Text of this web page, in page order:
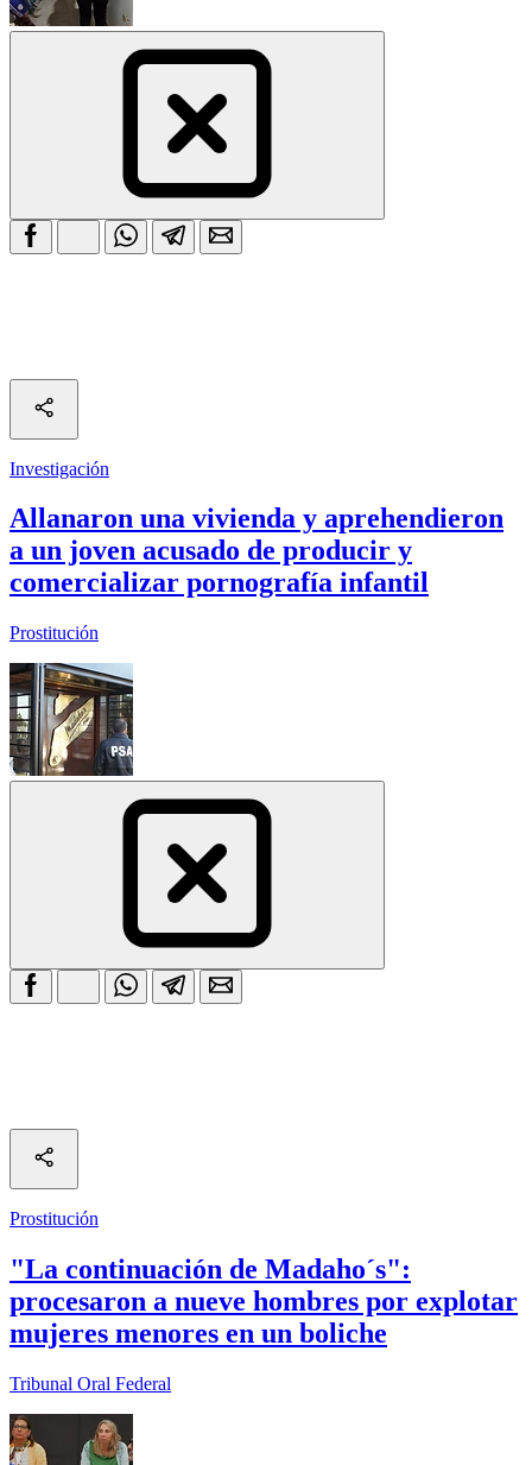
Investigación
Allanaron una vivienda y aprehendieron
a un joven acusado de producir y
comercializar pornografía infantil
Prostitución
Prostitución
"La continuación de Madaho´s":
procesaron a nueve hombres por explotar
mujeres menores en un boliche
Tribunal Oral Federal